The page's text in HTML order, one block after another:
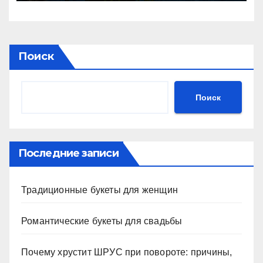
Поиск
Поиск
Последние записи
Традиционные букеты для женщин
Романтические букеты для свадьбы
Почему хрустит ШРУС при повороте: причины,